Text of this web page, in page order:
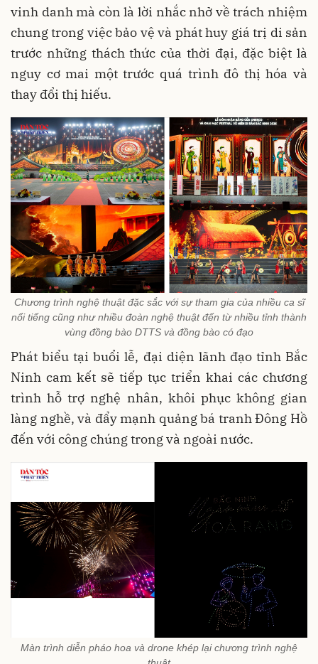
vinh danh mà còn là lời nhắc nhở về trách nhiệm
chung trong việc bảo vệ và phát huy giá trị di sản
trước những thách thức của thời đại, đặc biệt là
nguy cơ mai một trước quá trình đô thị hóa và
thay đổi thị hiếu.
Chương trình nghệ thuật đặc sắc với sự tham gia của nhiều ca sĩ
nổi tiếng cũng như nhiều đoàn nghệ thuật đến từ nhiều tỉnh thành
vùng đồng bào DTTS và đồng bào có đạo
Phát biểu tại buổi lễ, đại diện lãnh đạo tỉnh Bắc
Ninh cam kết sẽ tiếp tục triển khai các chương
trình hỗ trợ nghệ nhân, khôi phục không gian
làng nghề, và đẩy mạnh quảng bá tranh Đông Hồ
đến với công chúng trong và ngoài nước.
Màn trình diễn pháo hoa và drone khép lại chương trình nghệ